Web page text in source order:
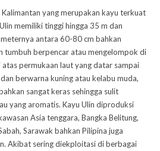
yang merupakan kayu terkuat
memiliki tinggi hingga 35 m dan
antara 60-80 cm bahkan
tumbuh berpencar atau mengelompok di
permukaan laut yang datar sampai
berwarna kuning atau kelabu muda,
sangat keras sehingga sulit
yang aromatis. Kayu Ulin diproduksi
Asia tenggara, Bangka Belitung,
Sarawak bahkan Pilipina juga
Akibat sering diekploitasi di berbagai